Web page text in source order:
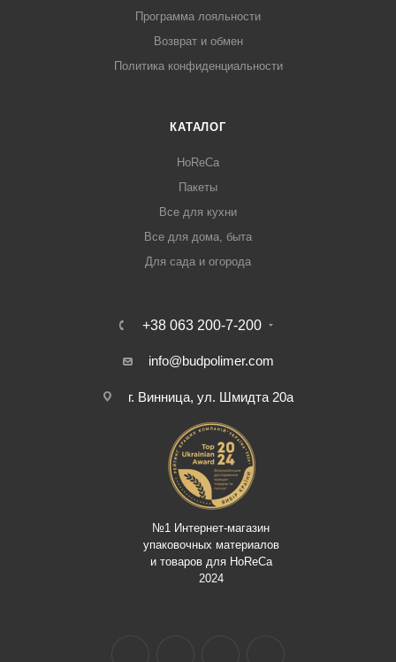
Программа лояльности
Возврат и обмен
Политика конфиденциальности
КАТАЛОГ
HoReCa
Пакеты
Все для кухни
Все для дома, быта
Для сада и огорода
+38 063 200-7-200
info@budpolimer.com
г. Винница, ул. Шмидта 20а
№1 Интернет-магазин
упаковочных материалов
и товаров для HoReCa
2024